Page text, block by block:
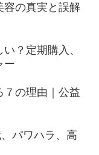
容の真実と誤解
？定期購入、
ー
７の理由｜公益
パワハラ、高